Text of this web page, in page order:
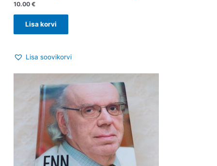
10.00 €
Lisa korvi
Lisa soovikorvi